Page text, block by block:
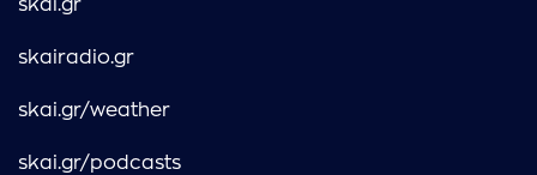
skai.gr
skairadio.gr
skai.gr/weather
skai.gr/podcasts